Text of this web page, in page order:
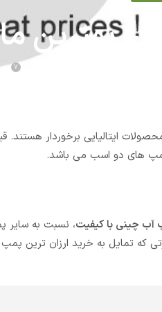
7
ایتالیایی برخوردار
های دو اسب می باشد.
آب چینی با کیفیت، نسبت به سایر
که تمایل به خرید ارزان ترین